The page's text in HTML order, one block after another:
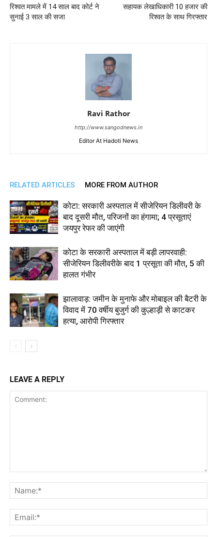
रिश्वत मामले में 14 साल बाद कोर्ट ने
सुनाई 3 साल की सजा
सहायक लेखाधिकारी 10 हजार की
रिश्वत के साथ गिरफ्तार
Ravi Rathor
http://www.sangodnews.in
Editor At Hadoti News
RELATED ARTICLES MORE FROM AUTHOR
कोटा: सरकारी अस्पताल में सीजेरियन डिलीवरी के
बाद दूसरी मौत, परिजनों का हंगामा; 4 प्रसूताएं
जयपुर रेफर की जाएंगी
कोटा के सरकारी अस्पताल में बड़ी लापरवाही:
सीजेरियन डिलीवरीके बाद 1 प्रसूता की मौत, 5 की
हालत गंभीर
झालावाड़: जमीन के मुनाफे और मोबाइल की बैटरी के
विवाद में 70 वर्षीय बुजुर्ग की कुल्हाड़ी से काटकर
हत्या, आरोपी गिरफ्तार
LEAVE A REPLY